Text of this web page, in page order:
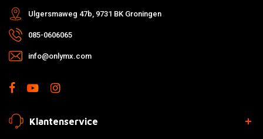
Ulgersmaweg 47b, 9731 BK Groningen
085-0606065
info@onlymx.com
Klantenservice